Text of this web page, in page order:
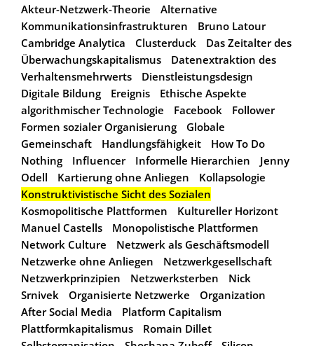
Akteur-Netzwerk-Theorie
Alternative
Kommunikationsinfrastrukturen
Bruno Latour
Cambridge Analytica
Clusterduck
Das Zeitalter des
Überwachungskapitalismus
Datenextraktion des
Verhaltensmehrwerts
Dienstleistungsdesign
Digitale Bildung
Ereignis
Ethische Aspekte
algorithmischer Technologie
Facebook
Follower
Formen sozialer Organisierung
Globale
Gemeinschaft
Handlungsfähigkeit
How To Do
Nothing
Influencer Informelle Hierarchien
Jenny
Odell
Kartierung ohne Anliegen
Kollapsologie
Konstruktivistische Sicht des Sozialen
Kosmopolitische Plattformen
Kultureller Horizont
Manuel Castells
Monopolistische Plattformen
Network Culture
Netzwerk als Geschäftsmodell
Netzwerke ohne Anliegen
Netzwerkgesellschaft
Netzwerkprinzipien
Netzwerksterben
Nick
Srnivek
Organisierte Netzwerke
Organization
After Social Media
Platform Capitalism
Plattformkapitalismus
Romain Dillet